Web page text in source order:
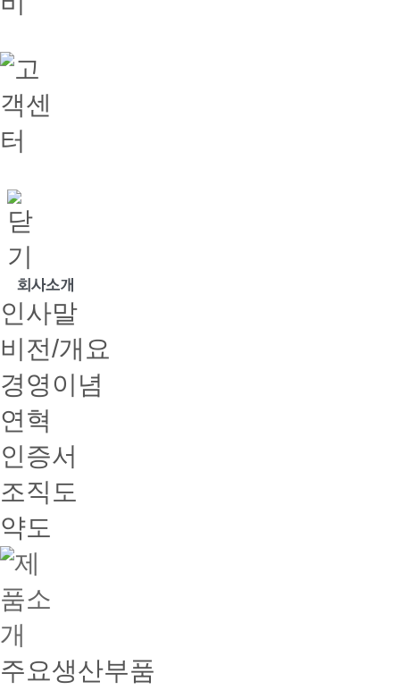
인사말
비전/개요
경영이념
연혁
인증서
조직도
약도
주요생산부품